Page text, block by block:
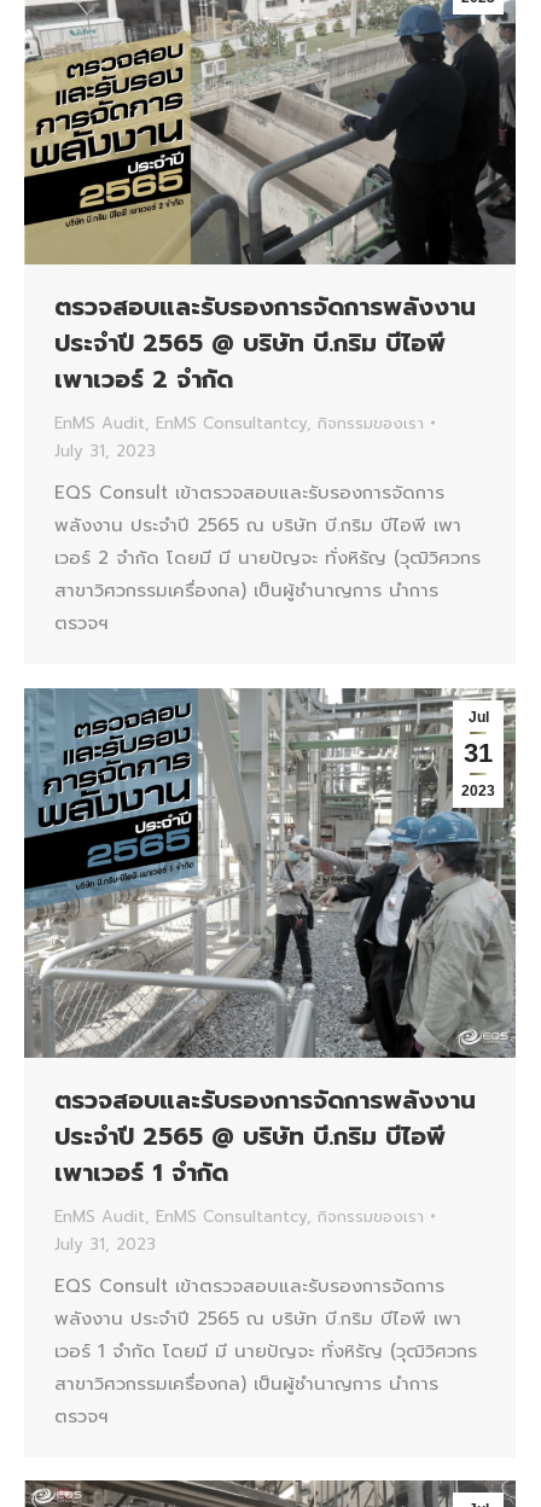
ตรวจสอบและรับรองการจัดการพลังงาน
ประจำปี 2565 @ บริษัท บี.กริม บีไอพี
เพาเวอร์ 2 จำกัด
EnMS Audit, EnMS Consultantcy, กิจกรรมของเรา
July 31, 2023
EQS Consult เข้าตรวจสอบและรับรองการจัดการ
พลังงาน ประจำปี 2565 ณ บริษัท บี.กริม บีไอพี เพา
เวอร์ 2 จำกัด โดยมี มี นายปัญจะ ทั่งหิรัญ (วุฒิวิศวกร
สาขาวิศวกรรมเครื่องกล) เป็นผู้ชำนาญการ นำการ
ตรวจฯ
Jul
31
2023
ตรวจสอบและรับรองการจัดการพลังงาน
ประจำปี 2565 @ บริษัท บี.กริม บีไอพี
เพาเวอร์ 1 จำกัด
EnMS Audit, EnMS Consultantcy, กิจกรรมของเรา
July 31, 2023
EQS Consult เข้าตรวจสอบและรับรองการจัดการ
พลังงาน ประจำปี 2565 ณ บริษัท บี.กริม บีไอพี เพา
เวอร์ 1 จำกัด โดยมี มี นายปัญจะ ทั่งหิรัญ (วุฒิวิศวกร
สาขาวิศวกรรมเครื่องกล) เป็นผู้ชำนาญการ นำการ
ตรวจฯ